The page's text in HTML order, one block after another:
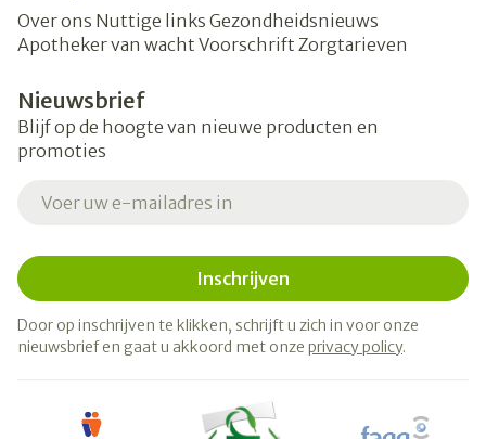
Over ons Nuttige links Gezondheidsnieuws
Apotheker van wacht Voorschrift Zorgtarieven
Nieuwsbrief
Blijf op de hoogte van nieuwe producten en
promoties
Inschrijven
Door op inschrijven te klikken, schrijft u zich in voor onze
nieuwsbrief en gaat u akkoord met onze privacy policy.